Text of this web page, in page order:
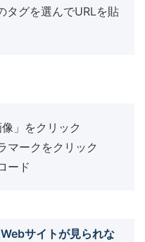
タグを選んでURLを貼
」をクリック
マークをクリック
ード
サイトが見られな